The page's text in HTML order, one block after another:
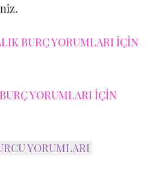
BURÇ YORUMLARI İÇİN
YORUMLARI İÇİN
YORUMLARI